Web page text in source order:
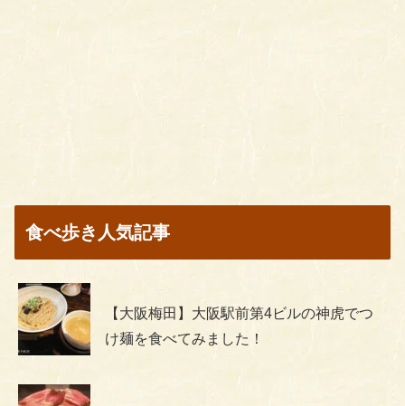
食べ歩き人気記事
【大阪梅田】大阪駅前第4ビルの神虎でつ
け麺を食べてみました！